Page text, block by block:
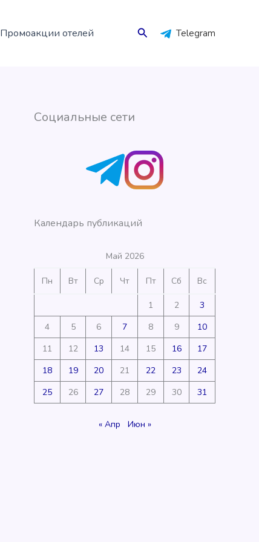
Промоакции отелей Поиск Telegram
Социальные сети
Календарь публикаций
Май 2026
Пн Вт Ср Чт Пт Сб Вс
1 2
3
4
5 6 7 8 9
10
11
12 13 14 15 16
17
18
19 20 21 22 23
24
25
26 27 28 29 30 31
« Апр Июн »